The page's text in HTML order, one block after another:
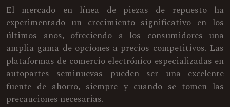
El mercado en línea de piezas de repuesto ha
experimentado un crecimiento significativo en los
últimos años, ofreciendo a los consumidores una
amplia gama de opciones a precios competitivos. Las
plataformas de comercio electrónico especializadas en
autopartes seminuevas pueden ser una excelente
fuente de ahorro, siempre y cuando se tomen las
precauciones necesarias.